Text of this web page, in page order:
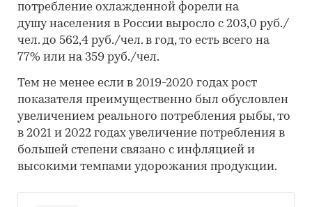
потребление охлажденной форели на
душу населения в России выросло с 203,0 руб./
чел. до 562,4 руб./чел. в год, то есть всего на
77% или на 359 руб./чел.
Тем не менее если в 2019-2020 годах рост
показателя преимущественно был обусловлен
увеличением реального потребления рыбы, то
в 2021 и 2022 годах увеличение потребления в
большей степени связано с инфляцией и
высокими темпами удорожания продукции.